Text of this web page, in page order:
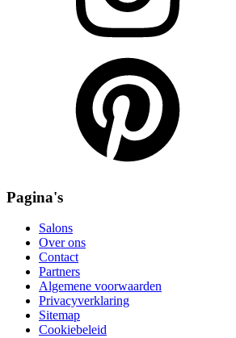
Pagina's
Salons
Over ons
Contact
Partners
Algemene voorwaarden
Privacyverklaring
Sitemap
Cookiebeleid